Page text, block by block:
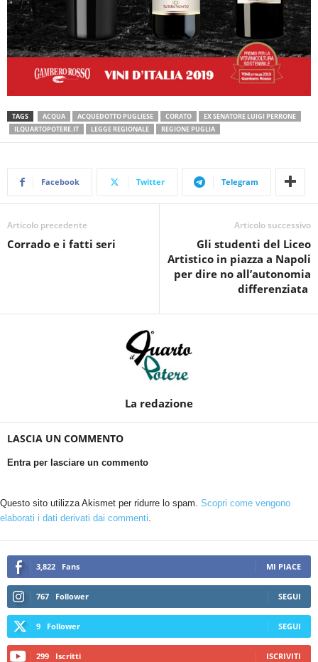
TAGS ACQUA ACQUEDOTTO PUGLIESE CORATO
EX SENATORE LUIGI PERRONE
ILQUARTOPOTERE.IT
LEGGE REGIONALE REGIONE PUGLIA
Facebook Twitter Telegram
Articolo precedente
Corrado e i fatti seri
Articolo successivo
Gli studenti del Liceo
Artistico in piazza a Napoli
per dire no all’autonomia
differenziata
La redazione
LASCIA UN COMMENTO
Entra per lasciare un commento
Questo sito utilizza Akismet per ridurre lo spam. Scopri come vengono
elaborati i dati derivati dai commenti
3,822 Fans MI PIACE
767 Follower SEGUI
9 Follower SEGUI
299 Iscritti ISCRIVITI